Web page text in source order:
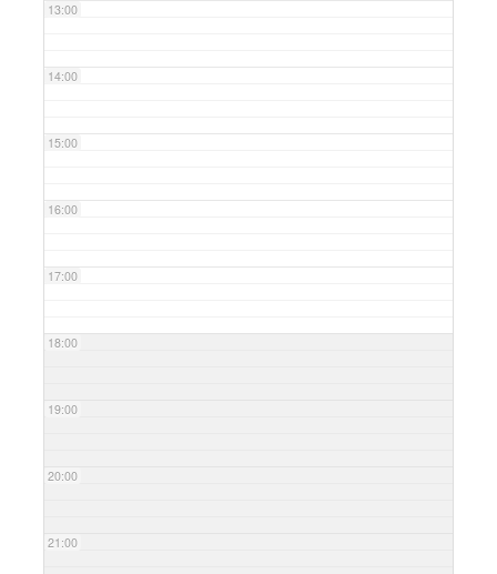
13:00
14:00
15:00
16:00
17:00
18:00
19:00
20:00
21:00